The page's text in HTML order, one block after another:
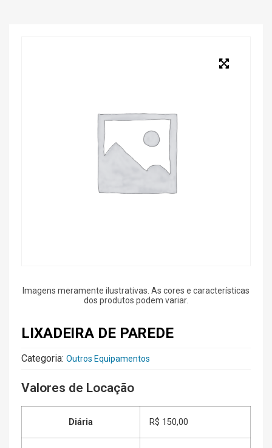
Imagens meramente ilustrativas. As cores e características
dos produtos podem variar.
LIXADEIRA DE PAREDE
Categoria: Outros Equipamentos
Valores de Locação
Diária R$ 150,00